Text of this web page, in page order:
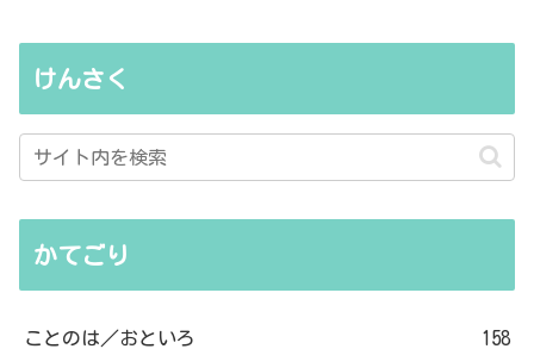
けんさく
かてごり
ことのは／おといろ 158